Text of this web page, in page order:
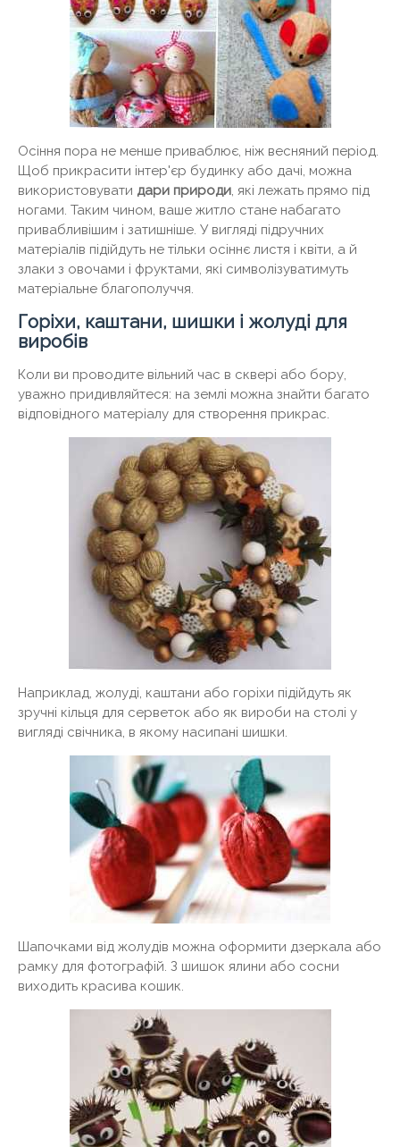
Осіння пора не менше приваблює, ніж весняний період.
Щоб прикрасити інтер'єр будинку або дачі, можна
використовувати дари природи, які лежать прямо під
ногами. Таким чином, ваше житло стане набагато
привабливішим і затишніше. У вигляді підручних
матеріалів підійдуть не тільки осіннє листя і квіти, а й
злаки з овочами і фруктами, які символізуватимуть
матеріальне благополуччя.
Горіхи, каштани, шишки і жолуді для
виробів
Коли ви проводите вільний час в сквері або бору,
уважно придивляйтеся: на землі можна знайти багато
відповідного матеріалу для створення прикрас.
Наприклад, жолуді, каштани або горіхи підійдуть як
зручні кільця для серветок або як вироби на столі у
вигляді свічника, в якому насипані шишки.
Шапочками від жолудів можна оформити дзеркала або
рамку для фотографій. З шишок ялини або сосни
виходить красива кошик.